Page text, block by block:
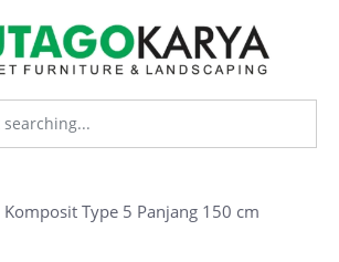
Komposit Type 5 Panjang 150 cm